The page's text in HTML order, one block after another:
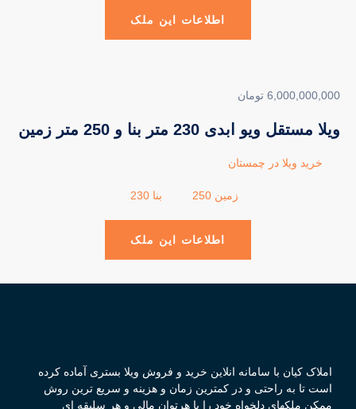
اطلاعات این ملک
6,000,000,000 تومان
ویلا مستقل ویو ابدی 230 متر بنا و 250 متر زمین
خرید ویلا در چمستان
زمین 250 بنا 230
اطلاعات این ملک
املاک کیان با سامانه انلاین خرید و فروش ویلا بستری آماده کرده
است تا به راحتی و در کمترین زمان و هزینه و سریع ترین روش
ممکن ملکهای دلخواه خود را با هرتوان مالی و هر سلیقه ای